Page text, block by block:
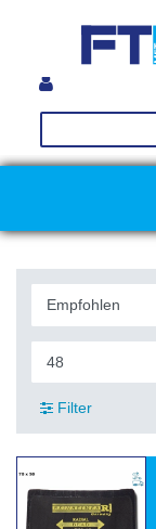
Filter